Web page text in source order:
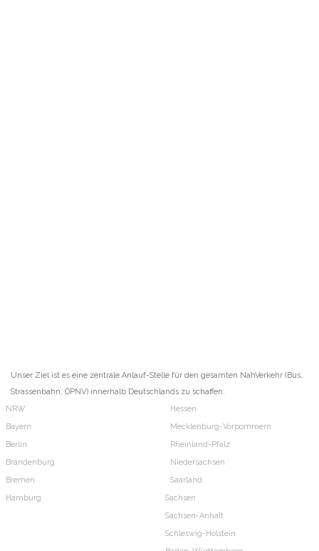
Unser Ziel ist es eine zentrale Anlauf-Stelle für den gesamten NahVerkehr (Bus,
Strassenbahn, ÖPNV) innerhalb Deutschlands zu schaffen.
NRW
Bayern
Berlin
Brandenburg
Bremen
Hamburg
Hessen
Mecklenburg-Vorpommern
Rheinland-Pfalz
Niedersachsen
Saarland
Sachsen
Sachsen-Anhalt
Schleswig-Holstein